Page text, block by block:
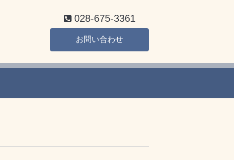
028-675-3361
お問い合わせ